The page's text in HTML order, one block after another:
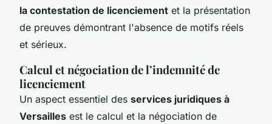
la contestation de licenciement et la présentation
de preuves démontrant l'absence de motifs réels
et sérieux.
Calcul et négociation de l’indemnité de
licenciement
Un aspect essentiel des services juridiques à
Versailles est le calcul et la négociation de